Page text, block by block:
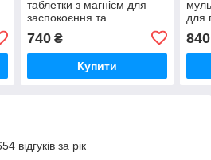
таблетки з магнієм для
заспокоєння та
розслаблення, виноград,
30 жувальних таблеток
740₴
Купити
для
840
відгуків за рік